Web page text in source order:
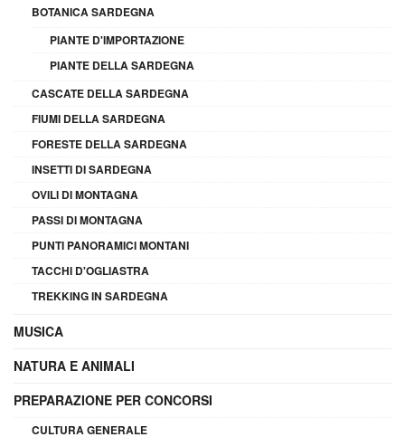
BOTANICA SARDEGNA
PIANTE D'IMPORTAZIONE
PIANTE DELLA SARDEGNA
CASCATE DELLA SARDEGNA
FIUMI DELLA SARDEGNA
FORESTE DELLA SARDEGNA
INSETTI DI SARDEGNA
OVILI DI MONTAGNA
PASSI DI MONTAGNA
PUNTI PANORAMICI MONTANI
TACCHI D'OGLIASTRA
TREKKING IN SARDEGNA
MUSICA
NATURA E ANIMALI
PREPARAZIONE PER CONCORSI
CULTURA GENERALE